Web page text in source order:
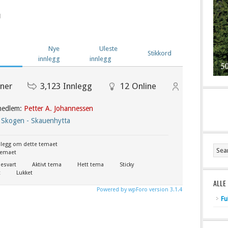
Nye
innlegg
Uleste
innlegg
Stikkord
3,123 Innlegg 12 Online
Petter A. Johannessen
- Skauenhytta
om dette temaet
Aktivt tema Hett tema
Sticky
Lukket
Powered by wpForo version 3.1.4